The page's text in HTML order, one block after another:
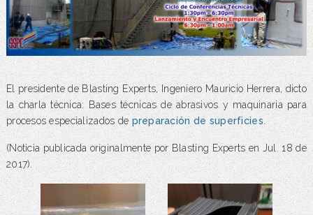
El presidente de Blasting Experts, Ingeniero Mauricio Herrera, dicto
la charla técnica: Bases técnicas de abrasivos y maquinaria para
procesos especializados de preparación de superficies.
(Noticia publicada originalmente por Blasting Experts en Jul. 18 de
2017).